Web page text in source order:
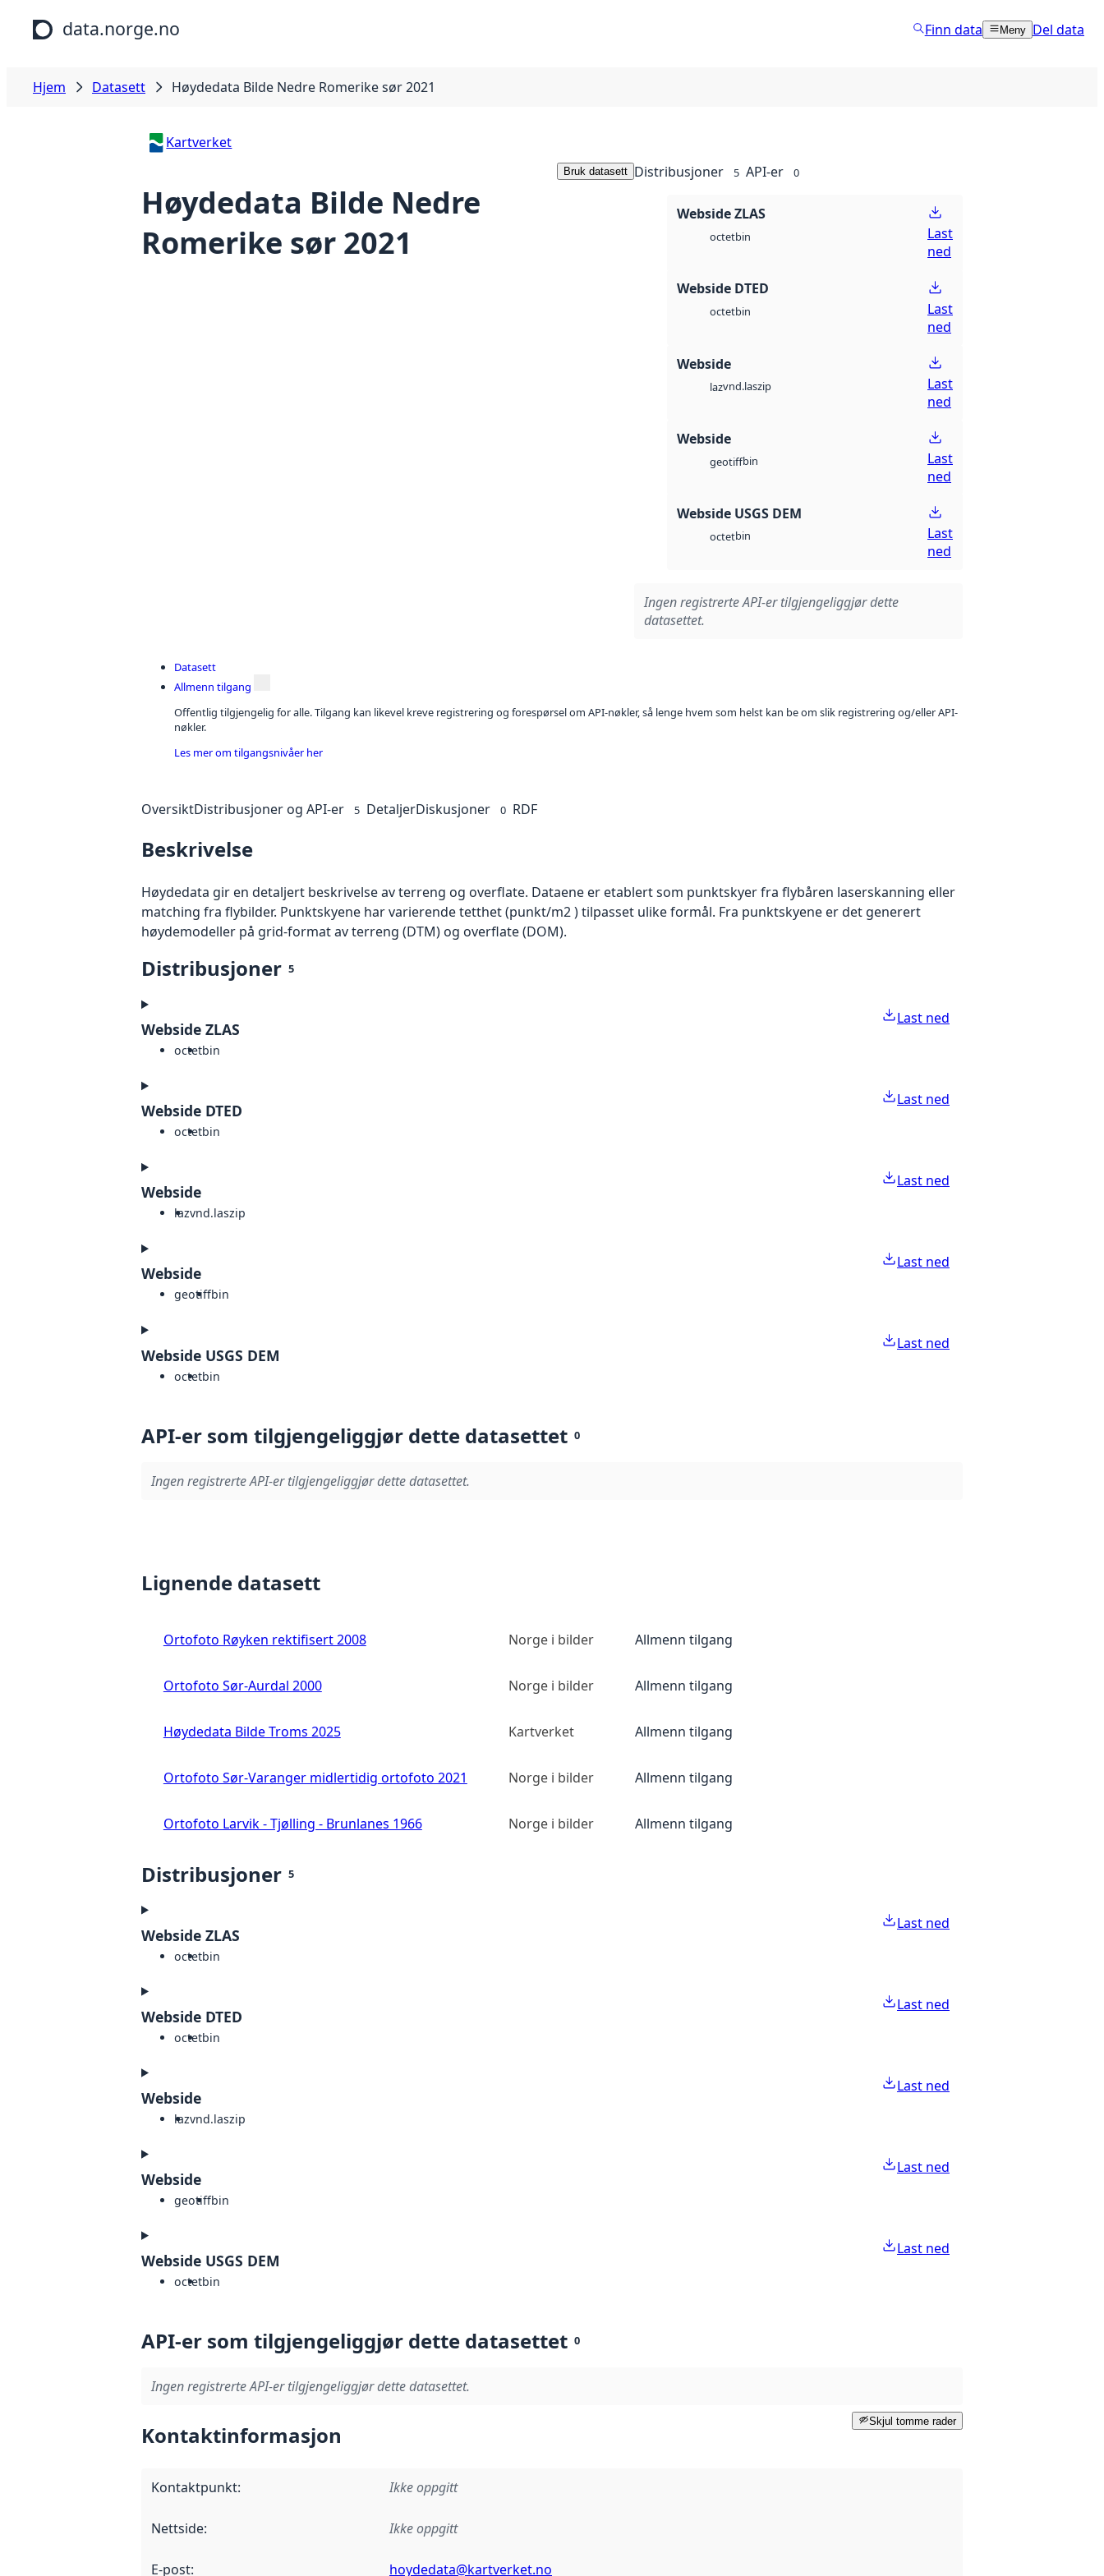
Hopp til hovedinnhold
data.norge.no Finn data Meny Del data
Hjem Datasett Høydedata Bilde Nedre Romerike sør 2021
Kartverket
Høydedata Bilde Nedre
Romerike sør 2021
Bruk datasett Distribusjoner 5 API-er 0
Webside ZLAS
octetbin
Last
ned
Webside DTED
octetbin
Last
ned
Webside
lazvnd.laszip
Last
ned
Webside
geotiffbin
Last
ned
Webside USGS DEM
octetbin
Last
ned
Ingen registrerte API-er tilgjengeliggjør dette
datasettet.
Datasett
Allmenn tilgang
Offentlig tilgjengelig for alle. Tilgang kan likevel kreve registrering og forespørsel om API-nøkler, så lenge hvem som helst kan be om slik registrering og/eller API-
nøkler.
Les mer om tilgangsnivåer her
OversiktDistribusjoner og API-er 5 DetaljerDiskusjoner 0 RDF
Beskrivelse
Høydedata gir en detaljert beskrivelse av terreng og overflate. Dataene er etablert som punktskyer fra flybåren laserskanning eller
matching fra flybilder. Punktskyene har varierende tetthet (punkt/m2 ) tilpasset ulike formål. Fra punktskyene er det generert
høydemodeller på grid-format av terreng (DTM) og overflate (DOM).
Distribusjoner 5
Webside ZLAS
octetbin
Last ned
Webside DTED
octetbin
Last ned
Webside
lazvnd.laszip
Last ned
Webside
geotiffbin
Last ned
Webside USGS DEM
octetbin
Last ned
API-er som tilgjengeliggjør dette datasettet 0
Ingen registrerte API-er tilgjengeliggjør dette datasettet.
Lignende datasett
Ortofoto Røyken rektifisert 2008 Norge i bilder Allmenn tilgang
Ortofoto Sør-Aurdal 2000 Norge i bilder Allmenn tilgang
Høydedata Bilde Troms 2025 Kartverket Allmenn tilgang
Ortofoto Sør-Varanger midlertidig ortofoto 2021 Norge i bilder Allmenn tilgang
Ortofoto Larvik - Tjølling - Brunlanes 1966 Norge i bilder Allmenn tilgang
Distribusjoner 5
Webside ZLAS
octetbin
Last ned
Webside DTED
octetbin
Last ned
Webside
lazvnd.laszip
Last ned
Webside
geotiffbin
Last ned
Webside USGS DEM
octetbin
Last ned
API-er som tilgjengeliggjør dette datasettet 0
Ingen registrerte API-er tilgjengeliggjør dette datasettet.
Skjul tomme rader
Kontaktinformasjon
Kontaktpunkt: Ikke oppgitt
Nettside: Ikke oppgitt
E-post: hoydedata@kartverket.no